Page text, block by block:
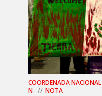
COORDENADA NACIONAL
N
NOTA